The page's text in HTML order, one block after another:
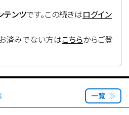
あった。有害事象として口腔症
イン放出症候群、皮膚症状が多く、
の有害事象は76％、重症感染は
は髄外性骨髄腫に対して高い有効
、感染を含む毒性管理が重要と
テンツです。この続きはログイン
済みでない方はこちらからご登
一覧